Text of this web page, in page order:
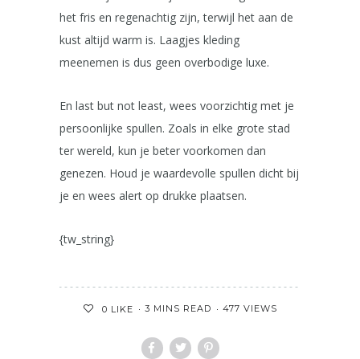
het fris en regenachtig zijn, terwijl het aan de
kust altijd warm is. Laagjes kleding
meenemen is dus geen overbodige luxe.
En last but not least, wees voorzichtig met je
persoonlijke spullen. Zoals in elke grote stad
ter wereld, kun je beter voorkomen dan
genezen. Houd je waardevolle spullen dicht bij
je en wees alert op drukke plaatsen.
{tw_string}
0 LIKE 3 MINS READ 477 VIEWS